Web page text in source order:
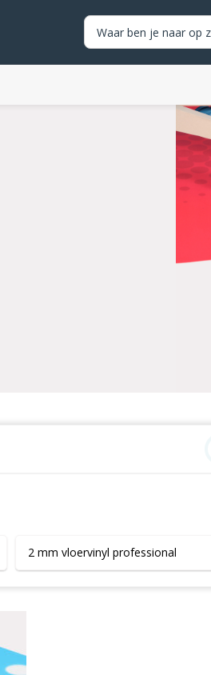
2 mm vloervinyl professional